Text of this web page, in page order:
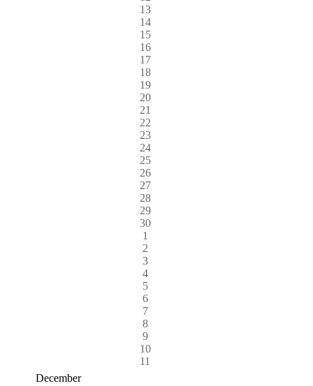
13
14
15
16
17
18
19
20
21
22
23
24
25
26
27
28
29
30
1
2
3
4
5
6
7
8
9
10
11
December